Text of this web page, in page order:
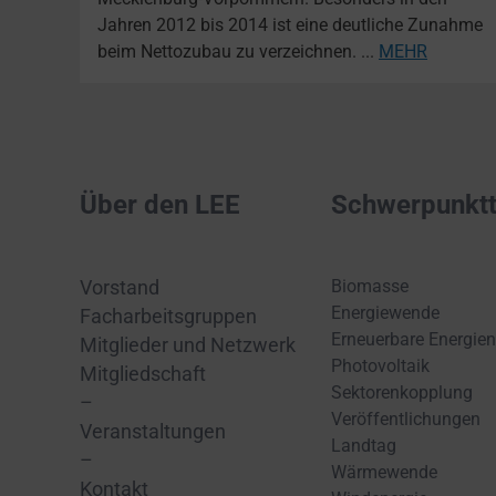
Jahren 2012 bis 2014 ist eine deutliche Zunahme
beim Nettozubau zu verzeichnen. ... MEHR
Über den LEE
Vorstand
Facharbeitsgruppen
Mitglieder und Netzwerk
Mitgliedschaft
–
Veranstaltungen
–
Kontakt
Biomasse
Energiewende
Erneuerbare Energien
Photovoltaik
Sektorenkopplung
Veröffentlichungen
Landtag
Wärmewende